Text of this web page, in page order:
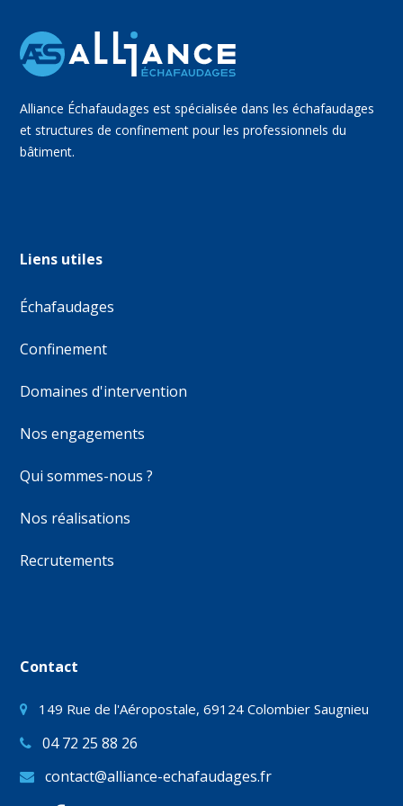
Alliance Échafaudages est spécialisée dans les échafaudages
et structures de confinement pour les professionnels du
bâtiment.
Liens utiles
Échafaudages
Confinement
Domaines d'intervention
Nos engagements
Qui sommes-nous ?
Nos réalisations
Recrutements
Contact
149 Rue de l'Aéropostale, 69124 Colombier Saugnieu
04 72 25 88 26
contact@alliance-echafaudages.fr